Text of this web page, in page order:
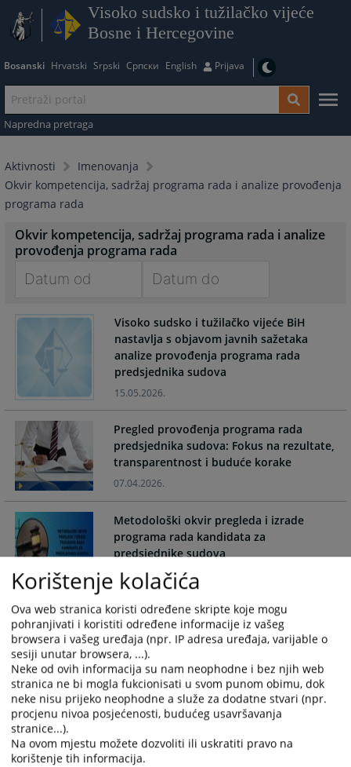
Visoko sudsko i tužilačko vijeće
Bosne i Hercegovine
Bosanski Hrvatski Srpski Српски English Prijava
Napredna pretraga
Aktivnosti
Imenovanja
Okvir kompetencija, sadržaj programa rada i analize provođenja
programa rada
Okvir kompetencija, sadržaj programa rada i analize
provođenja programa rada
forward
interact
with
the
calendar
and
select
a
date.
Press
the
question
mark
to
the
keyboard
shortcuts
for
changing
dates.
forward
to
interact
with
the
calendar
and
select
a
date.
the
question
mark
to
the
keyboard
shortcuts
for
changing
dates.
Visoko sudsko i tužilačko vijeće BiH
nastavlja s objavom javnih sažetaka
analize provođenja programa rada
predsjednika sudova
15.05.2026.
Pregled provođenja programa rada
predsjednika sudova: Fokus na rezultate,
transparentnost i buduće korake
07.04.2026.
Metodološki okvir pregleda i izrade
programa rada kandidata za
predsjednike sudova
21.11.2025.
Program rada kandidata za predsjednika
Suda Bosne i Hercegovine - Ranko
Debevec
19.01.2023.
Program rada izabranog glavnog tužioca
Tužilaštva BiH Milanka Kajganića
16.11.2022.
Korištenje kolačića
Ova web stranica koristi određene skripte koje mogu
pohranjivati i koristiti određene informacije iz vašeg
browsera i vašeg uređaja (npr. IP adresa uređaja, varijable o
sesiji unutar browsera, ...).
Neke od ovih informacija su nam neophodne i bez njih web
stranica ne bi mogla fukcionisati u svom punom obimu, dok
neke nisu prijeko neophodne a služe za dodatne stvari (npr.
procjenu nivoa posjećenosti, budućeg usavršavanja
stranice...).
Na ovom mjestu možete dozvoliti ili uskratiti pravo na
korištenje tih informacija.